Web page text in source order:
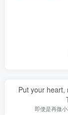
Put your heart,
即便是再微